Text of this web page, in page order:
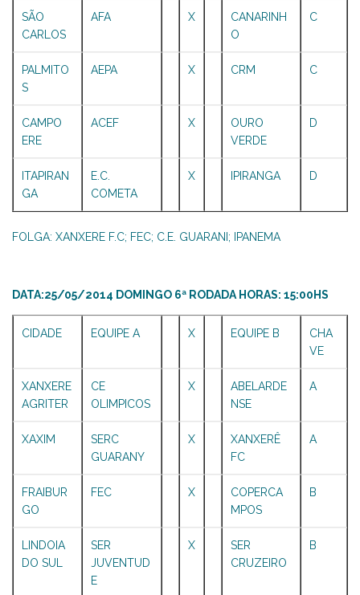
SÃO
CARLOS
AFA X
CANARINH
O
C
PALMITO
S
AEPA X CRM C
CAMPO
ERE
ACEF X
OURO
VERDE
D
ITAPIRAN
GA
E.C.
COMETA
X IPIRANGA D
FOLGA: XANXERE F.C; FEC; C.E. GUARANI; IPANEMA
DATA:25/05/2014 DOMINGO 6ª RODADA HORAS: 15:00HS
CIDADE EQUIPE A X EQUIPE B
CHA
VE
XANXERE
AGRITER
CE
OLIMPICOS
X
ABELARDE
NSE
A
XAXIM
SERC
GUARANY
X
XANXERÊ
FC
A
FRAIBUR
GO
FEC X
COPERCA
MPOS
B
LINDOIA
DO SUL
SER
JUVENTUD
E
X
SER
CRUZEIRO
B